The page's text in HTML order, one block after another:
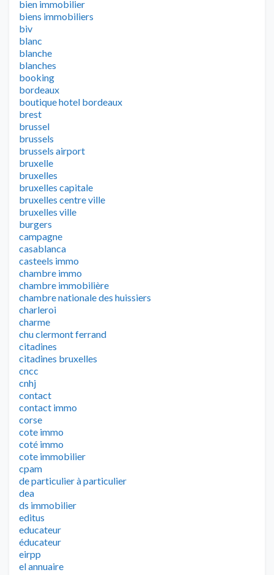
bien immobilier
biens immobiliers
biv
blanc
blanche
blanches
booking
bordeaux
boutique hotel bordeaux
brest
brussel
brussels
brussels airport
bruxelle
bruxelles
bruxelles capitale
bruxelles centre ville
bruxelles ville
burgers
campagne
casablanca
casteels immo
chambre immo
chambre immobilière
chambre nationale des huissiers
charleroi
charme
chu clermont ferrand
citadines
citadines bruxelles
cncc
cnhj
contact
contact immo
corse
cote immo
coté immo
cote immobilier
cpam
de particulier à particulier
dea
ds immobilier
editus
educateur
éducateur
eirpp
el annuaire